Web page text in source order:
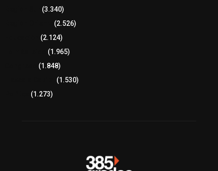
(3.340)
(2.526)
(2.124)
(1.965)
(1.848)
(1.530)
(1.273)